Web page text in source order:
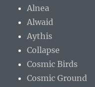
Alnea
Alwaid
Aythis
Collapse
Cosmic Birds
Cosmic Ground